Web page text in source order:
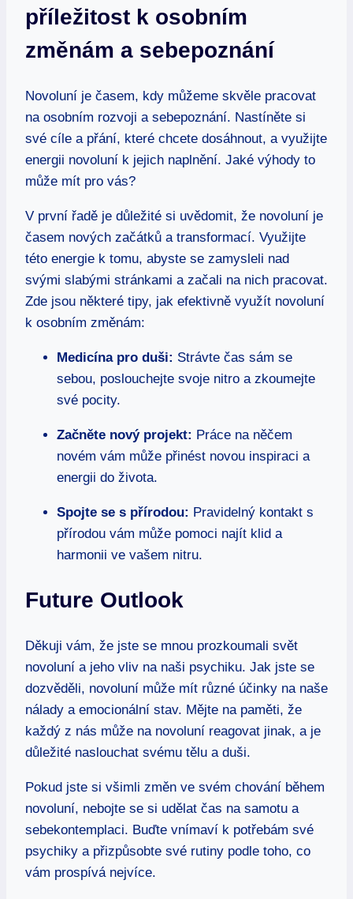
příležitost k osobním
změnám a sebepoznání
Novoluní je časem, kdy můžeme skvěle pracovat
na osobním rozvoji a sebepoznání. Nastíněte si
své cíle a přání, které chcete dosáhnout, a využijte
energii novoluní k jejich naplnění. Jaké výhody to
může mít pro vás?
V první řadě je důležité si uvědomit, že novoluní je
časem nových začátků a transformací. Využijte
této energie k tomu, abyste se zamysleli nad
svými slabými stránkami a začali na nich pracovat.
Zde jsou některé tipy, jak efektivně využít novoluní
k osobním změnám:
Medicína pro duši: Strávte čas sám se
sebou, poslouchejte svoje nitro a zkoumejte
své pocity.
Začněte nový projekt: Práce na něčem
novém vám může přinést novou inspiraci a
energii do života.
Spojte se s přírodou: Pravidelný kontakt s
přírodou vám může pomoci najít klid a
harmonii ve vašem nitru.
Future Outlook
Děkuji vám, že jste se mnou prozkoumali svět
novoluní a jeho vliv na naši psychiku. Jak jste se
dozvěděli, novoluní může mít různé účinky na naše
nálady a emocionální stav. Mějte na paměti, že
každý z nás může na novoluní reagovat jinak, a je
důležité naslouchat svému tělu a duši.
Pokud jste si všimli změn ve svém chování během
novoluní, nebojte se si udělat čas na samotu a
sebekontemplaci. Buďte vnímaví k potřebám své
psychiky a přizpůsobte své rutiny podle toho, co
vám prospívá nejvíce.